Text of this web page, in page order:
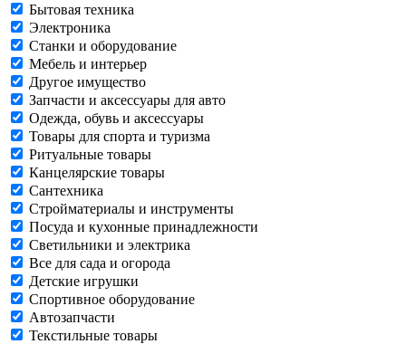
Бытовая техника
Электроника
Станки и оборудование
Мебель и интерьер
Другое имущество
Запчасти и аксессуары для авто
Одежда, обувь и аксессуары
Товары для спорта и туризма
Ритуальные товары
Канцелярские товары
Сантехника
Стройматериалы и инструменты
Посуда и кухонные принадлежности
Светильники и электрика
Все для сада и огорода
Детские игрушки
Спортивное оборудование
Автозапчасти
Текстильные товары